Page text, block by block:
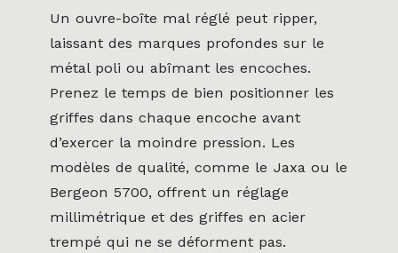
Un ouvre-boîte mal réglé peut ripper,
laissant des marques profondes sur le
métal poli ou abîmant les encoches.
Prenez le temps de bien positionner les
griffes dans chaque encoche avant
d’exercer la moindre pression. Les
modèles de qualité, comme le Jaxa ou le
Bergeon 5700, offrent un réglage
millimétrique et des griffes en acier
trempé qui ne se déforment pas.